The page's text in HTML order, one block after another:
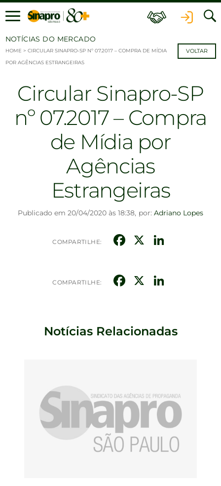
Ir para o conteúdo
NOTÍCIAS DO MERCADO
HOME > CIRCULAR SINAPRO-SP Nº 07.2017 – COMPRA DE MÍDIA
POR AGÊNCIAS ESTRANGEIRAS
VOLTAR
Circular Sinapro-SP
nº 07.2017 – Compra
de Mídia por
Agências
Estrangeiras
Publicado em 20/04/2020 às 18:38, por: Adriano Lopes
COMPARTILHE: Facebook
X
COMPARTILHE: Facebook
X
Notícias Relacionadas